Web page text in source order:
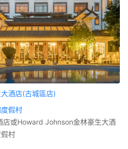
酒店(古城區店)
假村
店或Howard Johnson金林豪生大酒
村